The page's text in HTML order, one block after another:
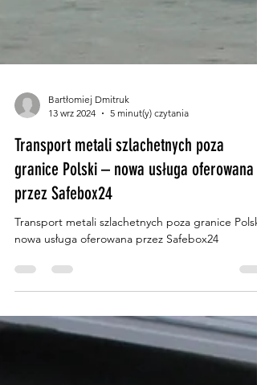
Bartłomiej Dmitruk
13 wrz 2024
5 minut(y) czytania
Transport metali szlachetnych poza
granice Polski – nowa usługa oferowana
przez Safebox24
Transport metali szlachetnych poza granice